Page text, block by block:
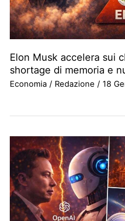
Elon Musk accelera sui
shortage di memoria e
Economia / Redazione / 18